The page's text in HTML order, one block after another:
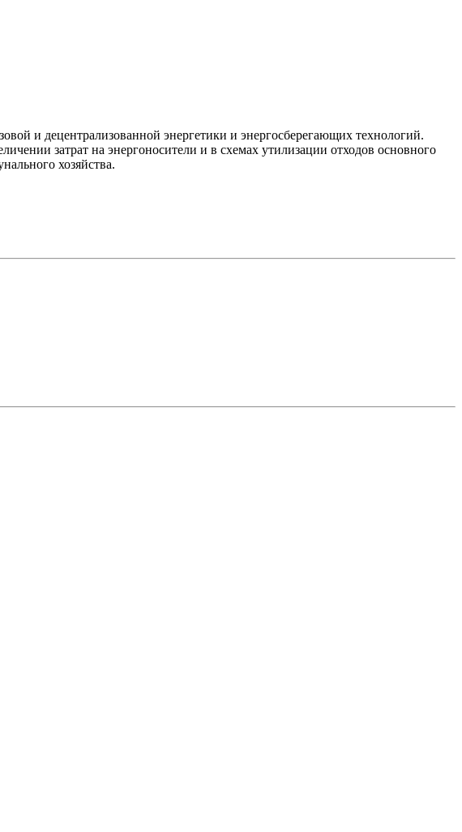
и децентрализованной энергетики и энергосберегающих технологий.
затрат на энергоносители и в схемах утилизации отходов основного
хозяйства.